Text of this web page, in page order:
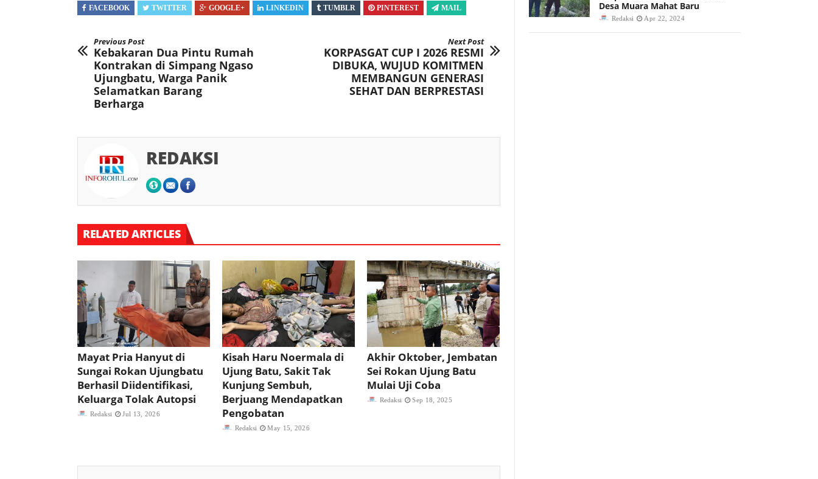
FACEBOOK TWITTER GOOGLE+ LINKEDIN TUMBLR PINTEREST MAIL
Previous Post
Kebakaran Dua Pintu Rumah
Kontrakan di Simpang Ngaso
Ujungbatu, Warga Panik
Selamatkan Barang
Berharga
Next Post
KORPASGAT CUP I 2026 RESMI
DIBUKA, WUJUD KOMITMEN
MEMBANGUN GENERASI
SEHAT DAN BERPRESTASI
REDAKSI
RELATED ARTICLES
Mayat Pria Hanyut di
Sungai Rokan Ujungbatu
Berhasil Diidentifikasi,
Keluarga Tolak Autopsi
Redaksi Jul 13, 2026
Kisah Haru Noermala di
Ujung Batu, Sakit Tak
Kunjung Sembuh,
Berjuang Mendapatkan
Pengobatan
Redaksi May 15, 2026
Akhir Oktober, Jembatan
Sei Rokan Ujung Batu
Mulai Uji Coba
Redaksi Sep 18, 2025
Desa Muara Mahat Baru
Redaksi Apr 22, 2024